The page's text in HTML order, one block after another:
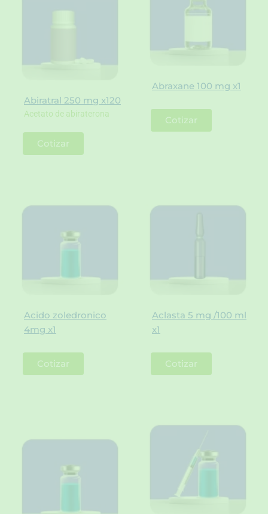
Abiratral 250 mg x120
Acetato de abiraterona
Cotizar
Abraxane 100 mg x1
Cotizar
Acido zoledronico
4mg x1
Cotizar
Aclasta 5 mg /100 ml
x1
Cotizar